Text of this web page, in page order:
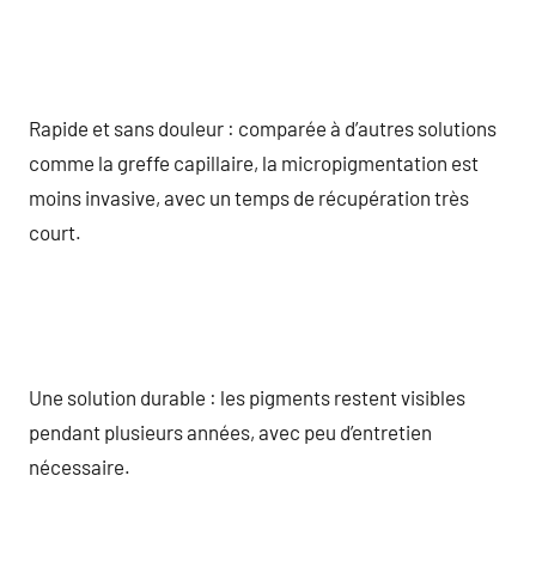
Rapide et sans douleur : comparée à d’autres solutions
comme la greffe capillaire, la micropigmentation est
moins invasive, avec un temps de récupération très
court.
Une solution durable : les pigments restent visibles
pendant plusieurs années, avec peu d’entretien
nécessaire.